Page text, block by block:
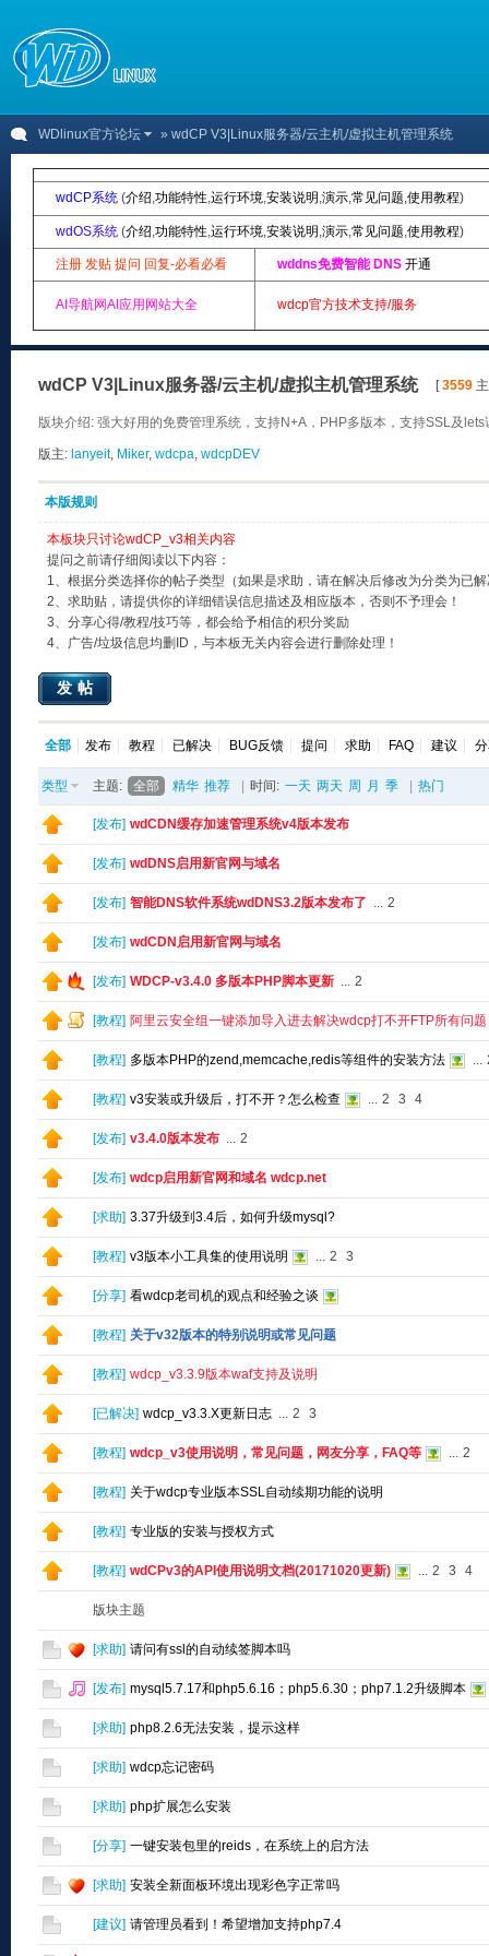
WDlinux官方论坛 » wdCP V3|Linux服务器/云主机/虚拟主机管理系统
wdCP系统 (介绍,功能特性,运行环境,安装说明 ,演示,常见问题,使用教程)
wdOS系统 (介绍,功能特性,运行环境,安装说明 ,演示,常见问题,使用教程)
注册 发贴 提问 回复-必看必看 wddns免费智能 DNS 开通
AI导航网AI应用网站大全 wdcp官方技术支持/服务
wdCP V3|Linux服务器/云主机/虚拟主机管理系统 [3559
版块介绍: 强大好用的免费管理系统，支持N+A，PHP多版本，支持SSL及
版主: lanyeit, Miker, wdcpa, wdcpDEV
本版规则
本板块只讨论wdCP_v3相关内容
提问之前请仔细阅读以下内容：
1、根据分类选择你的帖子类型（如果是求助，请在解决后修改为分类为已
2、求助贴，请提供你的详细错误信息描述及相应版本，否则不予理会！
3、分享心得/教程/技巧等，都会给予相信的积分奖励
4、广告/垃圾信息均删ID，与本板无关内容会进行删除处理！
发帖
全部 发布 教程 已解决 BUG反馈 提问 求助 FAQ 建议
类型 主题: 全部 精华 推荐 时间: 一天 两天 周 月 季 热门
[发布] wdCDN缓存加速管理系统v4版本发布
[发布] wdDNS启用新官网与域名
[发布] 智能DNS软件系统wdDNS3.2版本发布了 ... 2
[发布] wdCDN启用新官网与域名
[发布] WDCP-v3.4.0 多版本PHP脚本更新 ... 2
[教程] 阿里云安全组一键添加导入进去解决wdcp打不开FTP所有问题
[教程] 多版本PHP的zend,memcache,redis等组件的安装方法 ...
[教程] v3安装或升级后，打不开？怎么检查 ... 2 3 4
[发布] v3.4.0版本发布 ... 2
[发布] wdcp启用新官网和域名 wdcp.net
[求助] 3.37升级到3.4后，如何升级mysql?
[教程] v3版本小工具集的使用说明 ... 2 3
[分享] 看wdcp老司机的观点和经验之谈
[教程] 关于v32版本的特别说明或常见问题
[教程] wdcp_v3.3.9版本waf支持及说明
[已解决] wdcp_v3.3.X更新日志 ... 2 3
[教程] wdcp_v3使用说明，常见问题，网友分享，FAQ等 ... 2
[教程] 关于wdcp专业版本SSL自动续期功能的说明
[教程] 专业版的安装与授权方式
[教程] wdCPv3的API使用说明文档(20171020更新) ... 2 3 4
版块主题
[求助] 请问有ssl的自动续签脚本吗
[发布] mysql5.7.17和php5.6.16；php5.6.30；php7.1.2升级脚本
[求助] php8.2.6无法安装，提示这样
[求助] wdcp忘记密码
[求助] php扩展怎么安装
[分享] 一键安装包里的reids，在系统上的启方法
[求助] 安装全新面板环境出现彩色字正常吗
[建议] 请管理员看到！希望增加支持php7.4